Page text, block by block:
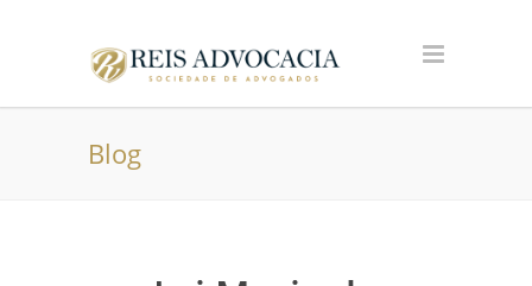
Blog